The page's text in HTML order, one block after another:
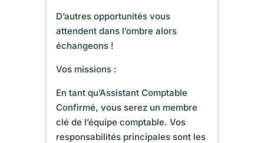
D’autres opportunités vous
attendent dans l’ombre alors
échangeons !
Vos missions :
En tant qu’Assistant Comptable
Confirmé, vous serez un membre
clé de l’équipe comptable. Vos
responsabilités principales sont les